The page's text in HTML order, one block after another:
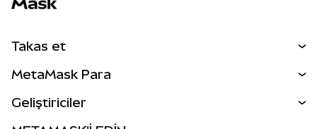
Takas et
Perps
MetaMask Para
Geliştiriciler